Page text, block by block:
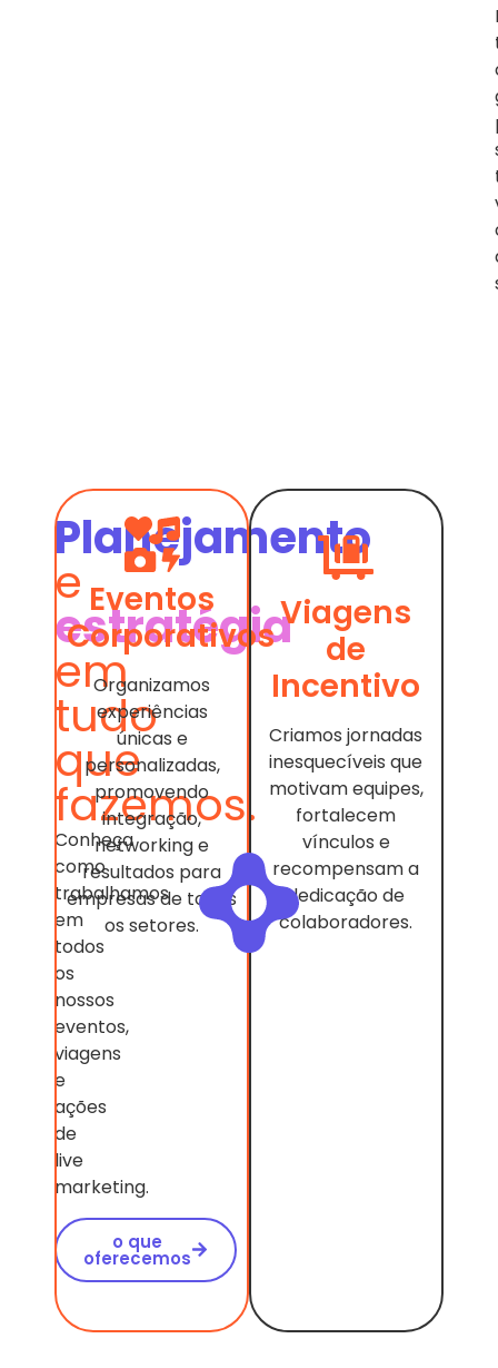
Planejamento
e
estratégia
em
tudo
que
fazemos.
Conheça
como
trabalhamos
em
todos
os
nossos
eventos,
viagens
e
ações
de
live
marketing.
o que
oferecemos
Eventos
Corporativos
Organizamos
experiências
únicas e
personalizadas,
promovendo
integração,
networking e
resultados para
empresas de todos
os setores.
Viagens
de
Incentivo
Criamos jornadas
inesquecíveis que
motivam equipes,
fortalecem
vínculos e
recompensam a
dedicação de
colaboradores.